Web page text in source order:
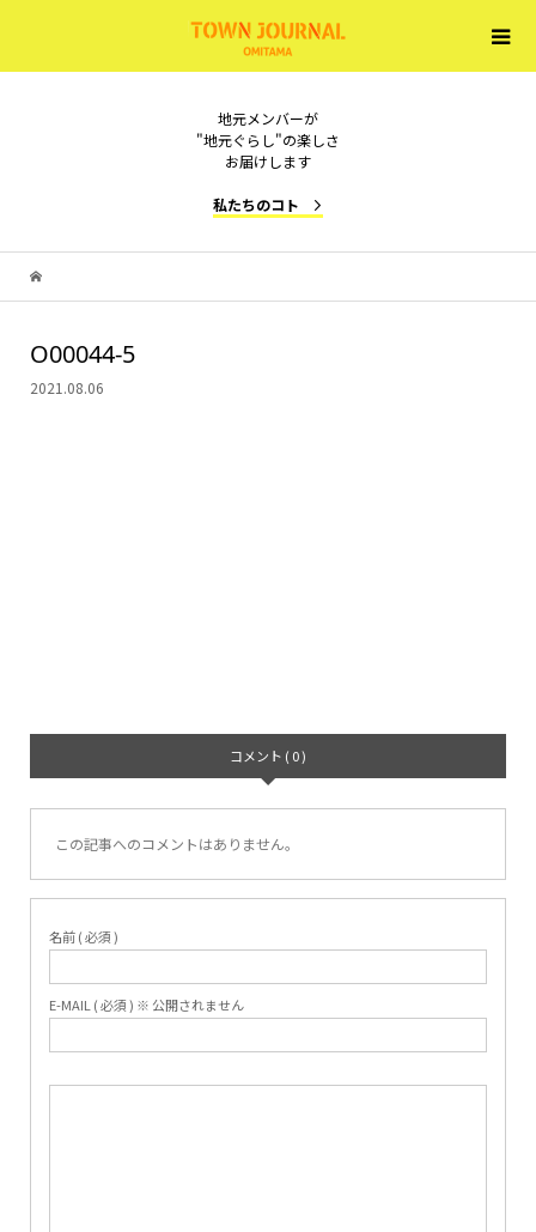
地元メンバーが
"地元ぐらし"の楽しさ
お届けします
私たちのコト
O00044-5
2021.08.06
コメント ( 0 )
この記事へのコメントはありません。
名前 ( 必須 )
E-MAIL ( 必須 ) ※ 公開されません